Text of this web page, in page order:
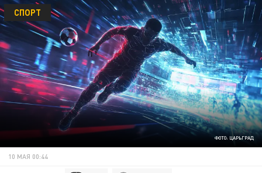
ФОТО: ЦАРЬГРАД
СПОРТ
10 МАЯ 00:44